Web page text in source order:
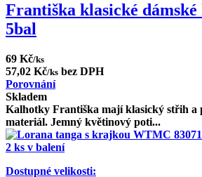
Františka klasické
5bal
69 Kč/ks
57,02 Kč/ks bez DPH
Porovnání
Skladem
Kalhotky Františka mají klasický střih a
materiál. Jemný květinový poti...
2 ks v balení
Dostupné velikosti: